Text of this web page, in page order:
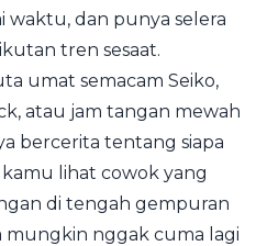
waktu, dan punya selera
tren sesaat.
umat semacam Seiko,
atau jam tangan mewah
bercerita tentang siapa
kamu lihat cowok yang
di tengah gempuran
mungkin nggak cuma lagi